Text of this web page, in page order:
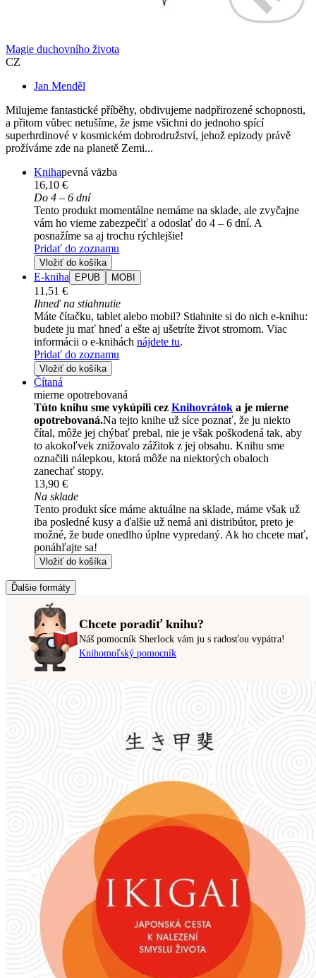
Magie duchovního života
CZ
Jan Menděl
Milujeme fantastické příběhy, obdivujeme nadpřirozené schopnosti,
a přitom vůbec netušíme, že jsme všichni do jednoho spící
superhrdinové v kosmickém dobrodružství, jehož epizody právě
prožíváme zde na planetě Zemi...
Knihapevná väzba
16,10 €
Do 4 – 6 dní
Tento produkt momentálne nemáme na sklade, ale zvyčajne
vám ho vieme zabezpečiť a odoslať do 4 – 6 dní. A
posnažíme sa aj trochu rýchlejšie!
Pridať do zoznamu
Vložiť do košíka
E-kniha EPUB MOBI
11,51 €
Ihneď na stiahnutie
Máte čítačku, tablet alebo mobil? Stiahnite si do nich e-knihu:
budete ju mať hneď a ešte aj ušetríte život stromom. Viac
informácii o e-knihách nájdete tu.
Pridať do zoznamu
Vložiť do košíka
Čítaná
mierne opotrebovaná
Túto knihu sme vykúpili cez Knihovrátok a je mierne
opotrebovaná.Na tejto knihe už síce poznať, že ju niekto
čítal, môže jej chýbať prebal, nie je však poškodená tak, aby
to akokoľvek znižovalo zážitok z jej obsahu. Knihu sme
označili nálepkou, ktorá môže na niektorých obaloch
zanechať stopy.
13,90 €
Na sklade
Tento produkt síce máme aktuálne na sklade, máme však už
iba posledné kusy a ďalšie už nemá ani distribútor, preto je
možné, že bude onedlho úplne vypredaný. Ak ho chcete mať,
ponáhľajte sa!
Vložiť do košíka
Ďalšie formáty
Chcete poradiť knihu?
Náš pomocník Sherlock vám ju s radosťou vypátra!
Knihomoľský pomocník